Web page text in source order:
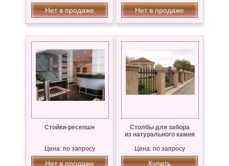
Нет в продаже Нет в продаже
Стойки-ресепшн
Цена: по запросу
Нет в продаже
Столбы для забора
из натурального камня
Цена: по запросу
Купить